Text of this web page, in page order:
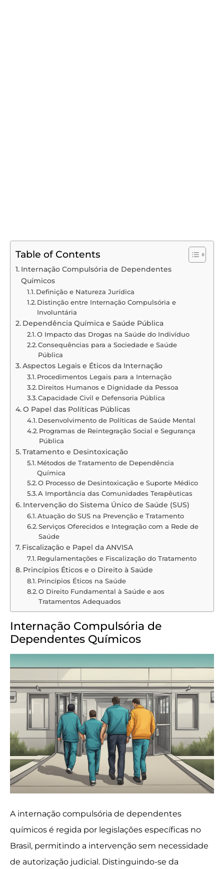
Table of Contents
Internação Compulsória de Dependentes
Químicos
Definição e Natureza Jurídica
Distinção entre Internação Compulsória e
Involuntária
Dependência Química e Saúde Pública
O Impacto das Drogas na Saúde do Indivíduo
Consequências para a Sociedade e Saúde
Pública
Aspectos Legais e Éticos da Internação
Procedimentos Legais para a Internação
Direitos Humanos e Dignidade da Pessoa
Capacidade Civil e Defensoria Pública
O Papel das Políticas Públicas
Desenvolvimento de Políticas de Saúde Mental
Programas de Reintegração Social e Segurança
Pública
Tratamento e Desintoxicação
Métodos de Tratamento de Dependência
Química
O Processo de Desintoxicação e Suporte Médico
A Importância das Comunidades Terapêuticas
Intervenção do Sistema Único de Saúde (SUS)
Atuação do SUS na Prevenção e Tratamento
Serviços Oferecidos e Integração com a Rede de
Saúde
Fiscalização e Papel da ANVISA
Regulamentações e Fiscalização do Tratamento
Princípios Éticos e o Direito à Saúde
Princípios Éticos na Saúde
O Direito Fundamental à Saúde e aos
Tratamentos Adequados
Internação Compulsória de
Dependentes Químicos
A internação compulsória de dependentes
químicos é regida por legislações específicas no
Brasil, permitindo a intervenção sem necessidade
de autorização judicial. Distinguindo-se da